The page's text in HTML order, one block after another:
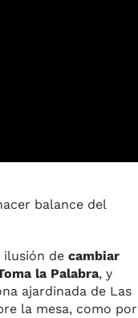
balance del
ilusión de cambiar
la Palabra, y
ajardinada de Las
la mesa, como por